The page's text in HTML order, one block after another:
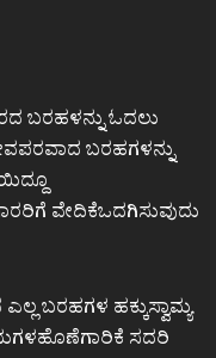
ಬರಹಳನ್ನು ಓದಲು
ಬರಹಗಳನ್ನು
ವೇದಿಕೆಒದಗಿಸುವುದು
ಬರಹಗಳ ಹಕ್ಕುಸ್ವಾಮ್ಯ
ಸದರಿ